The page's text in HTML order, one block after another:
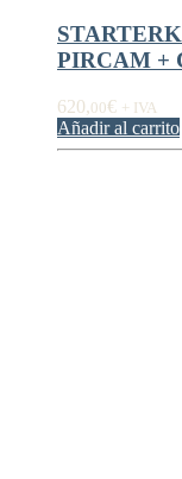
PIRCAM +
620,00€ + IVA
Añadir al carrito